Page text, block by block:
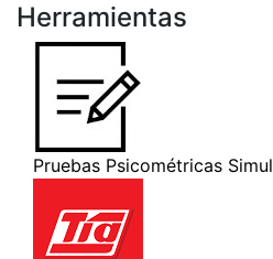
Herramientas